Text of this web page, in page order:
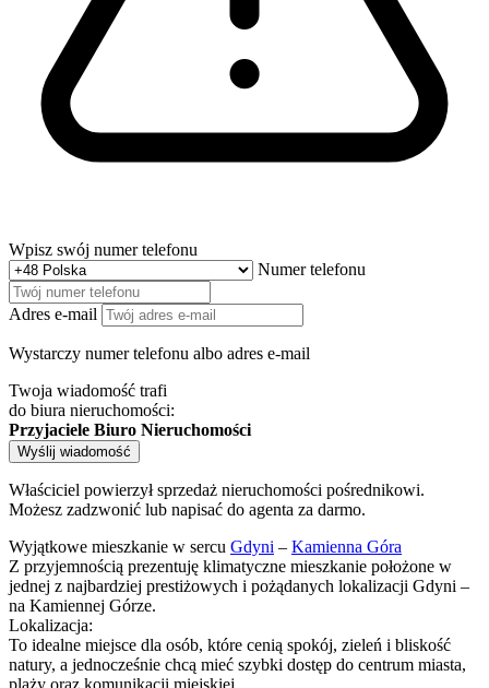
Wpisz swój numer telefonu
Numer telefonu
Adres e-mail
Wystarczy numer telefonu albo adres e-mail
Twoja wiadomość trafi
do biura nieruchomości:
Przyjaciele Biuro Nieruchomości
Wyślij wiadomość
Właściciel powierzył sprzedaż nieruchomości pośrednikowi.
Możesz zadzwonić lub napisać do agenta za darmo.
Wyjątkowe mieszkanie w sercu Gdyni – Kamienna Góra
Z przyjemnością prezentuję klimatyczne mieszkanie położone w
jednej z najbardziej prestiżowych i pożądanych lokalizacji Gdyni –
na Kamiennej Górze.
Lokalizacja:
To idealne miejsce dla osób, które cenią spokój, zieleń i bliskość
natury, a jednocześnie chcą mieć szybki dostęp do centrum miasta,
plaży oraz komunikacji miejskiej.